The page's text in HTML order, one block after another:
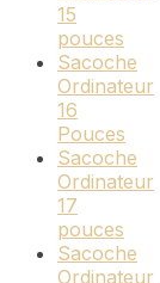
15
pouces
Sacoche
Ordinateur
16
Pouces
Sacoche
Ordinateur
17
pouces
Sacoche
Ordinateur